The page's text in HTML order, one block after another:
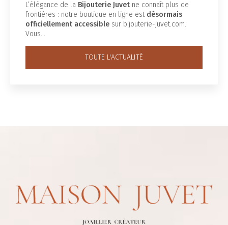
L’élégance de laBijouterie Juvetne connaît plus de
frontières : notre boutique en ligne est désormais
officiellement accessiblesur bijouterie-juvet.com.
Vous…
TOUTE L'ACTUALITÉ